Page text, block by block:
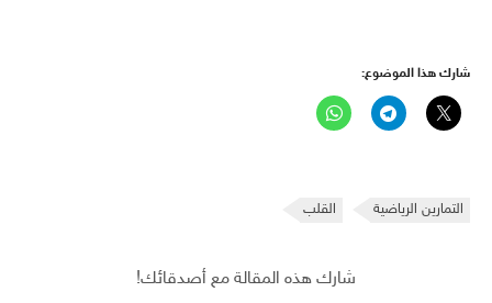
شارك هذا الموضوع:
التمارين الرياضية القلب
شارك هذه المقالة مع أصدقائك!